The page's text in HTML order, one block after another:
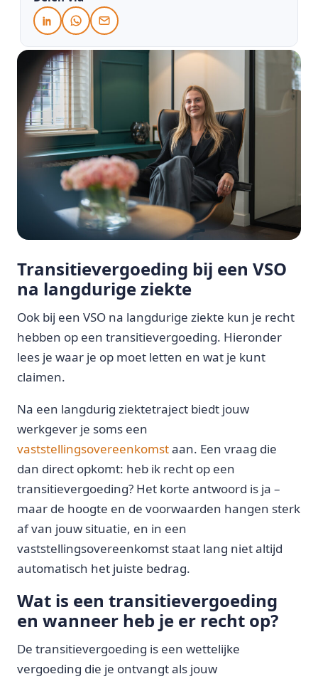
Transitievergoeding bij een VSO
na langdurige ziekte
Ook bij een VSO na langdurige ziekte kun je recht
hebben op een transitievergoeding. Hieronder
lees je waar je op moet letten en wat je kunt
claimen.
Na een langdurig ziektetraject biedt jouw
werkgever je soms een
vaststellingsovereenkomstaan. Een vraag die
dan direct opkomt: heb ik recht op een
transitievergoeding? Het korte antwoord is ja –
maar de hoogte en de voorwaarden hangen sterk
af van jouw situatie, en in een
vaststellingsovereenkomst staat lang niet altijd
automatisch het juiste bedrag.
Wat is een transitievergoeding
en wanneer heb je er recht op?
De transitievergoeding is een wettelijke
vergoeding die je ontvangt als jouw